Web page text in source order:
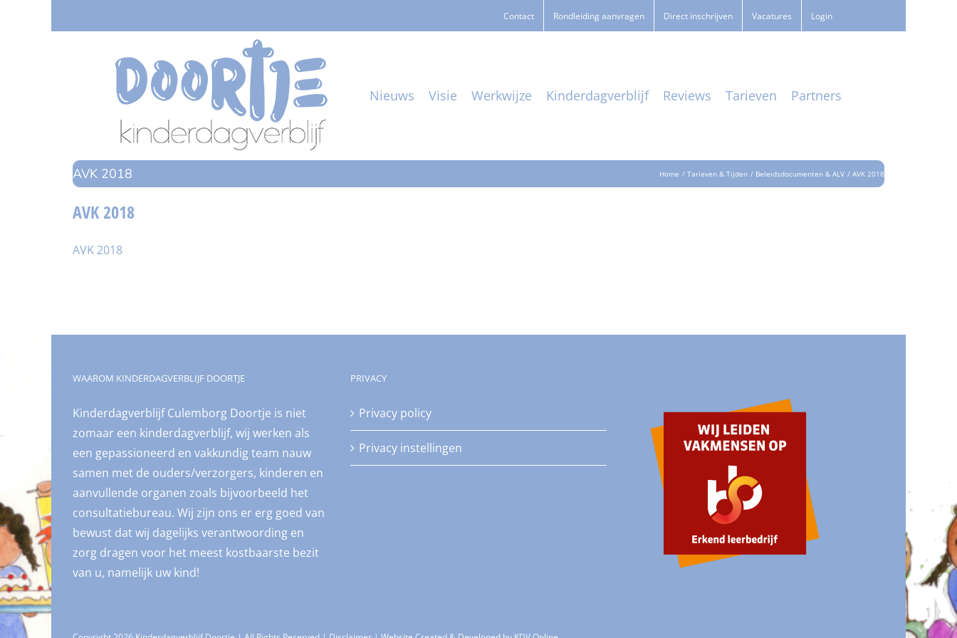
Contact Rondleiding aanvragen Direct inschrijven Vacatures Login
Nieuws Visie Werkwijze Kinderdagverblijf Reviews Tarieven Partners
AVK 2018 Home Tarieven & Tijden Beleidsdocumenten & ALV AVK 2018
AVK 2018
AVK 2018
WAAROM KINDERDAGVERBLIJF DOORTJE
Kinderdagverblijf Culemborg Doortje is niet
zomaar een kinderdagverblijf, wij werken als
een gepassioneerd en vakkundig team nauw
samen met de ouders/verzorgers, kinderen en
aanvullende organen zoals bijvoorbeeld het
consultatiebureau. Wij zijn ons er erg goed van
bewust dat wij dagelijks verantwoording en
zorg dragen voor het meest kostbaarste bezit
van u, namelijk uw kind!
PRIVACY
Privacy policy
Privacy instellingen